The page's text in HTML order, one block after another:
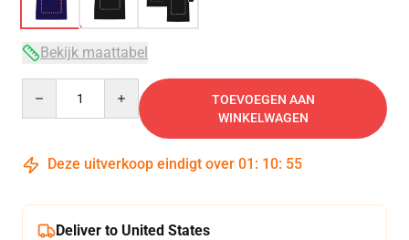
Bekijk maattabel
TOEVOEGEN AAN
WINKELWAGEN
Deze uitverkoop eindigt over 01 : 10: 54
Deliver to United States